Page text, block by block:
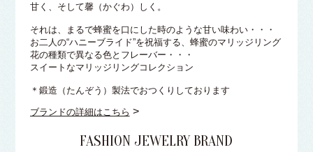
甘く、そして馨（かぐわ）しく。
それは、まるで蜂蜜を口にした時のような甘い味わい・・・
お二人の“ハニーブライド”を祝福する、蜂蜜のマリッジリング
花の種類で異なる色とフレーバー・・・
スイートなマリッジリングコレクション
＊鍛造（たんぞう）製法でおつくりしております
ブランドの詳細はこちら >
FASHION JEWELRY BRAND